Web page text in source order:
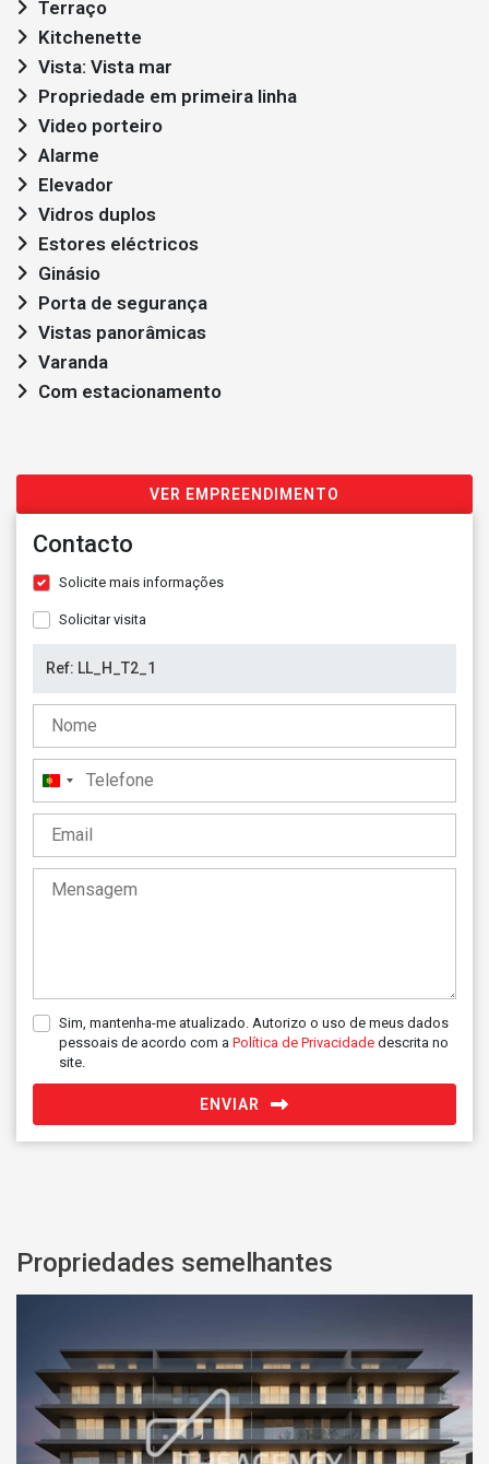
Terraço
Kitchenette
Vista: Vista mar
Propriedade em primeira linha
Video porteiro
Alarme
Elevador
Vidros duplos
Estores eléctricos
Ginásio
Porta de segurança
Vistas panorâmicas
Varanda
Com estacionamento
VER EMPREENDIMENTO
Contacto
Solicite mais informações
Solicitar visita
Portugal
+351
Sim, mantenha-me atualizado. Autorizo o uso de meus dados
pessoais de acordo com a Política de Privacidade descrita no
site.
ENVIAR
Propriedades semelhantes